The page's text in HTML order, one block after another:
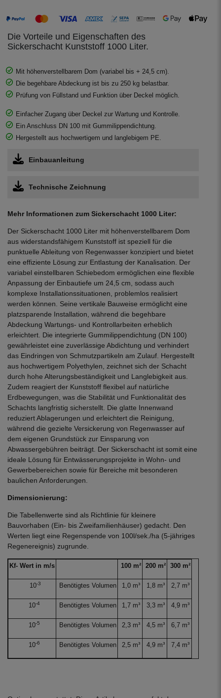
Die Vorteile und Eigenschaften des
Sickerschacht Kunststoff 1000 Liter.
Mit höhenverstellbarem Dom (variabel bis + 24,5 cm).
Die begehbare Abdeckung ist bis zu 250 kg belastbar.
Prüfung von Füllstand und Funktion über Deckel möglich.
Einfacher Zugang über Deckel zur Wartung und Kontrolle.
Ein Anschluss DN 100 mit Gummilippendichtung.
Hergestellt aus hochwertigem und langlebigem PE.
Einbauanleitung
Technische Zeichnung
Mehr Informationen zum Sickerschacht 1000 Liter:
Der Sickerschacht 1000 Liter mit höhenverstellbarem Dom
aus widerstandsfähigem Kunststoff ist speziell für die
punktuelle Ableitung von Regenwasser konzipiert und bietet
eine effiziente Lösung zur Entlastung der Kanalisation. Der
variabel einstellbaren Schiebedom ermöglichen eine flexible
Anpassung der Einbautiefe um 24,5 cm, sodass auch
komplexe Installationssituationen, problemlos realisiert
werden können. Seine vertikale Bauweise ermöglicht eine
platzsparende Installation, während die begehbare
Abdeckung Wartungs- und Kontrollarbeiten erheblich
erleichtert. Die integrierte Gummilippendichtung (DN 100)
gewährleistet eine zuverlässige Abdichtung und verhindert
das Eindringen von Schmutzpartikeln am Zulauf. Hergestellt
aus hochwertigem Polyethylen, zeichnet sich der Schacht
durch hohe Alterungsbeständigkeit und Langlebigkeit aus.
Zudem reagiert der Kunststoff flexibel auf natürliche
Erdbewegungen, was die Stabilität und Funktionalität des
Schachts langfristig sicherstellt. Die glatte Innenwand
reduziert Ablagerungen und erleichtert die Reinigung,
während die gezielte Versickerung von Regenwasser auf
dem eigenen Grundstück zur Einsparung von
Abwassergebühren beiträgt. Der Sickerschacht ist somit eine
ideale Lösung für Entwässerungsprojekte in Wohn- und
Gewerbebereichen sowie für Bereiche mit besonderen
baulichen Anforderungen.
Dimensionierung:
Die Tabellenwerte sind als Richtlinie für kleinere
Bauvorhaben (Ein- bis Zweifamilienhäuser) gedacht. Den
Werten liegt eine Regenspende von 100l/sek./ha (5-jähriges
Regenereignis) zugrunde.
Kf- Wert in m/s 100 m² 200 m² 300 m²
10-3 Benötigtes Volumen 1,0 m³ 1,8 m³ 2,7 m³
10-4 Benötigtes Volumen 1,7 m³ 3,3 m³ 4,9 m³
10-5 Benötigtes Volumen 2,3 m³ 4,5 m³ 6,7 m³
10-6 Benötigtes Volumen 2,5 m³ 4,9 m³ 7,4 m³